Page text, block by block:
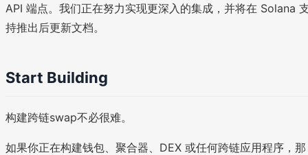
API 端点。我们正在努力实现更深入的集成，并将在 Solana
持推出后更新文档。
Start Building
构建跨链swap不必很难。
如果你正在构建钱包、聚合器、DEX 或任何跨链应用程序，那